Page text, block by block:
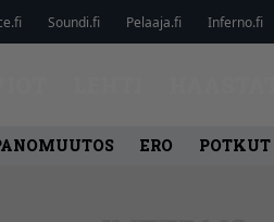
Soundi.fi Pelaaja.fi Inferno.fi
ERO POTKUT